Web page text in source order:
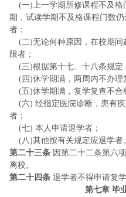
(一)上一学期所修课程不及
期，试读学期不及格课程门数
者；
(二)无论何种原因，在校期
限者；
(三)根据第十七、十八条规定
( 四)休学期满，两周内不办理
(五)休学期满，复学复查不合
(六) 经指定医院诊断，患有
者；
(七) 本人申请退学者；
(八)其他按有关规定应退学者
第二十三条 因第二十二条第六
离校。
第二十四条 退学者不得申请复学
第七章 毕